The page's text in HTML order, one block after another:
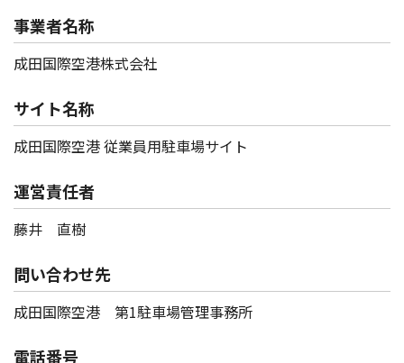
事業者名称
成田国際空港株式会社
サイト名称
成田国際空港 従業員用駐車場サイト
運営責任者
藤井 直樹
問い合わせ先
成田国際空港 第1駐車場管理事務所
電話番号